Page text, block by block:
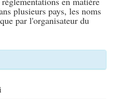
plusieurs pays, les noms
par l'organisateur du